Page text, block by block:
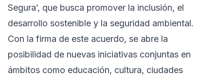
Segura’, que busca promover la inclusión, el
desarrollo sostenible y la seguridad ambiental.
Con la firma de este acuerdo, se abre la
posibilidad de nuevas iniciativas conjuntas en
ámbitos como educación, cultura, ciudades